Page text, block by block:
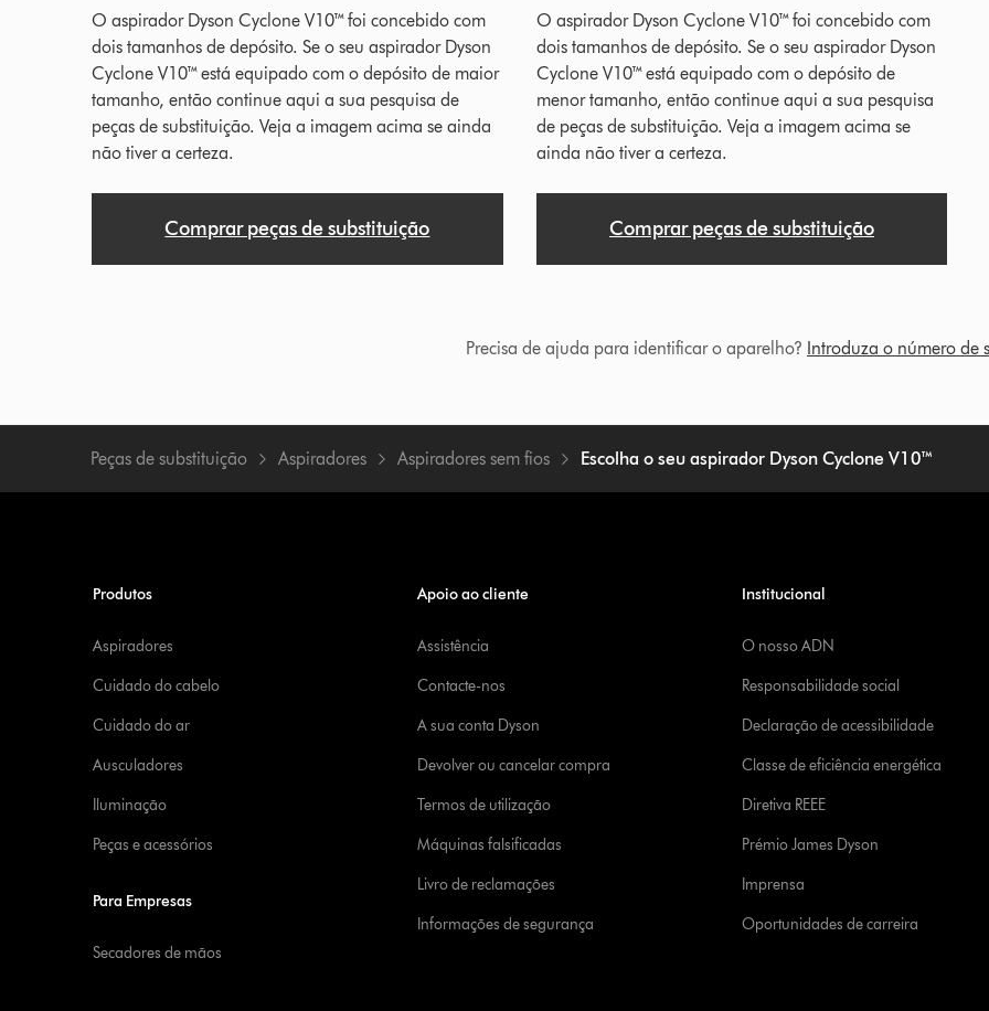
O aspirador Dyson Cyclone V10™ foi concebido com
dois tamanhos de depósito. Se o seu aspirador Dyson
Cyclone V10™ está equipado com o depósito de maior
tamanho, então continue aqui a sua pesquisa de
peças de substituição. Veja a imagem acima se ainda
não tiver a certeza.
Comprar peças de substituição
O aspirador Dyson Cyclone V10™ foi concebido com
dois tamanhos de depósito. Se o seu aspirador Dyson
Cyclone V10™ está equipado com o depósito de
menor tamanho, então continue aqui a sua pesquisa
de peças de substituição. Veja a imagem acima se
ainda não tiver a certeza.
Comprar peças de substituição
Precisa de ajuda para identificar o aparelho? Introduza o número de
Peças de substituição Aspiradores Aspiradores sem fios Escolha o seu aspirador Dyson Cyclone V10™
Produtos
Aspiradores
Cuidado do cabelo
Cuidado do ar
Ausculadores
Iluminação
Peças e acessórios
Para Empresas
Secadores de mãos
Apoio ao cliente
Assistência
Contacte-nos
A sua conta Dyson
Devolver ou cancelar compra
Termos de utilização
Máquinas falsificadas
Livro de reclamações
Informações de segurança
Institucional
O nosso ADN
Responsabilidade social
Declaração de acessibilidade
Classe de eficiência energética
Diretiva REEE
Prémio James Dyson
Imprensa
Oportunidades de carreira